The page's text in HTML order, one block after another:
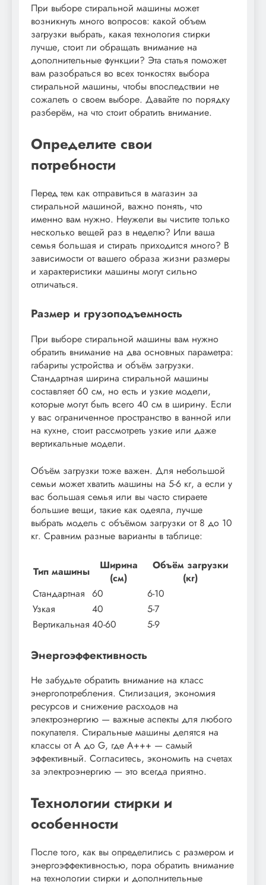
При выборе стиральной машины может
возникнуть много вопросов: какой объем
загрузки выбрать, какая технология стирки
лучше, стоит ли обращать внимание на
дополнительные функции? Эта статья поможет
вам разобраться во всех тонкостях выбора
стиральной машины, чтобы впоследствии не
сожалеть о своем выборе. Давайте по порядку
разберём, на что стоит обратить внимание.
Определите свои
потребности
Перед тем как отправиться в магазин за
стиральной машиной, важно понять, что
именно вам нужно. Неужели вы чистите только
несколько вещей раз в неделю? Или ваша
семья большая и стирать приходится много? В
зависимости от вашего образа жизни размеры
и характеристики машины могут сильно
отличаться.
Размер и грузоподъемность
При выборе стиральной машины вам нужно
обратить внимание на два основных параметра:
габариты устройства и объём загрузки.
Стандартная ширина стиральной машины
составляет 60 см, но есть и узкие модели,
которые могут быть всего 40 см в ширину. Если
у вас ограниченное пространство в ванной или
на кухне, стоит рассмотреть узкие или даже
вертикальные модели.
Объём загрузки тоже важен. Для небольшой
семьи может хватить машины на 5-6 кг, а если у
вас большая семья или вы часто стираете
большие вещи, такие как одеяла, лучше
выбрать модель с объёмом загрузки от 8 до 10
кг. Сравним разные варианты в таблице:
Тип машины
Ширина
(см)
Объём загрузки
(кг)
Стандартная 60
6-10
Узкая
40
5-7
Вертикальная 40-60 5-9
Энергоэффективность
Не забудьте обратить внимание на класс
энергопотребления. Стилизация, экономия
ресурсов и снижение расходов на
электроэнергию — важные аспекты для любого
покупателя. Стиральные машины делятся на
классы от A до G, где A+++ — самый
эффективный. Согласитесь, экономить на счетах
за электроэнергию — это всегда приятно.
Технологии стирки и
особенности
После того, как вы определились с размером и
энергоэффективностью, пора обратить внимание
на технологии стирки и дополнительные